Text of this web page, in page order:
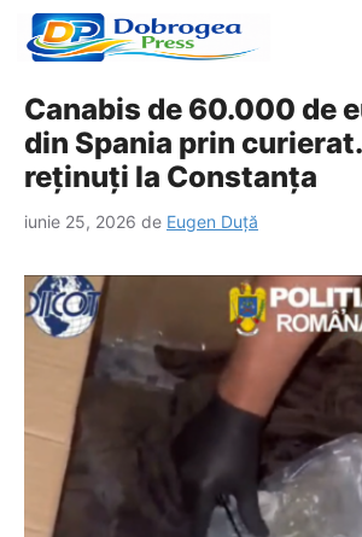
Sari
Canabis de 60.000 de
din Spania prin
reținuți la Constanța
iunie 25, 2026 de Eugen Duță